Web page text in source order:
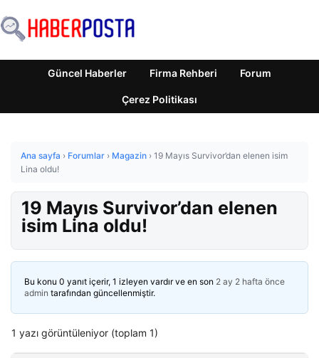
Güncel Haberler Firma Rehberi Forum
Çerez Politikası
Ana sayfa › Forumlar › Magazin › 19 Mayıs Survivor’dan elenen isim
Lina oldu!
19 Mayıs Survivor’dan elenen
isim Lina oldu!
Bu konu 0 yanıt içerir, 1 izleyen vardır ve en son 2 ay 2 hafta önce
admin tarafından güncellenmiştir.
1 yazı görüntüleniyor (toplam 1)